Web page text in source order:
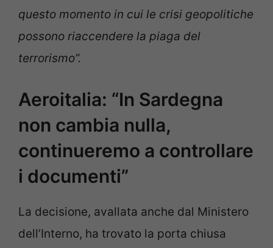
questo momento in cui le crisi geopolitiche
possono riaccendere la piaga del
terrorismo”.
Aeroitalia: “In Sardegna
non cambia nulla,
continueremo a controllare
i documenti”
La decisione, avallata anche dal Ministero
dell’Interno, ha trovato la porta chiusa